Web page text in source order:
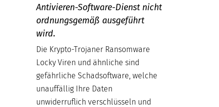
Antivieren-Software-Dienst nicht
ordnungsgemäß ausgeführt
wird.
Die Krypto-Trojaner Ransomware
Locky Viren und ähnliche sind
gefährliche Schadsoftware, welche
unauffällig Ihre Daten
unwiderruflich verschlüsseln und